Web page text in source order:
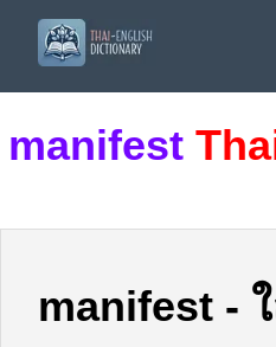
manifest
manifest -